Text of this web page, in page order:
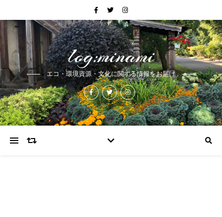
log:minami
エコ・環境資源・文化に関する情報をお届け